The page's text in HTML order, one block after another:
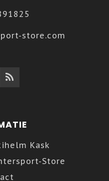
store.com
Kask
Store